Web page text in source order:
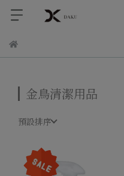
金鳥清潔用品
預設排序